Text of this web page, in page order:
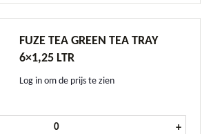
FUZE TEA GREEN TEA TRAY
6×1,25 LTR
Log in om de prijs te zien
Fuze Tea Green Tea tray 6x1,25 ltr
+